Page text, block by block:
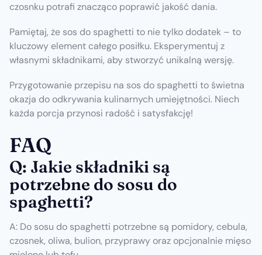
czosnku potrafi znacząco poprawić jakość dania.
Pamiętaj, że sos do spaghetti to nie tylko dodatek – to
kluczowy element całego posiłku. Eksperymentuj z
własnymi składnikami, aby stworzyć unikalną wersję.
Przygotowanie przepisu na sos do spaghetti to świetna
okazja do odkrywania kulinarnych umiejętności. Niech
każda porcja przynosi radość i satysfakcję!
FAQ
Q: Jakie składniki są
potrzebne do sosu do
spaghetti?
A: Do sosu do spaghetti potrzebne są pomidory, cebula,
czosnek, oliwa, bulion, przyprawy oraz opcjonalnie mięso